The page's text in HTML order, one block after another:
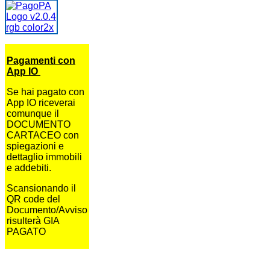
Pagamenti con
App IO
Se hai pagato con
App IO riceverai
comunque il
DOCUMENTO
CARTACEO con
spiegazioni e
dettaglio immobili
e addebiti.
Scansionando il
QR code del
Documento/Avviso
risulterà GIA
PAGATO